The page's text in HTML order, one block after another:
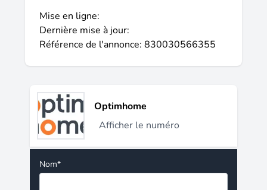
Mise en ligne:
Dernière mise à jour:
Référence de l'annonce: 830030566355
Optimhome
Afficher le numéro
Nom*